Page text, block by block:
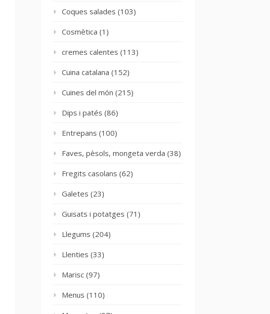
Coques salades (103)
Cosmètica (1)
cremes calentes (113)
Cuina catalana (152)
Cuines del món (215)
Dips i patés (86)
Entrepans (100)
Faves, pèsols, mongeta verda (38)
Fregits casolans (62)
Galetes (23)
Guisats i potatges (71)
Llegums (204)
Llenties (33)
Marisc (97)
Menus (110)